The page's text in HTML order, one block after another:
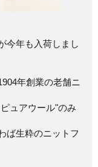
今年も入荷しまし
年創業の老舗ニ
ュアウール"のみ
ば生粋のニットフ